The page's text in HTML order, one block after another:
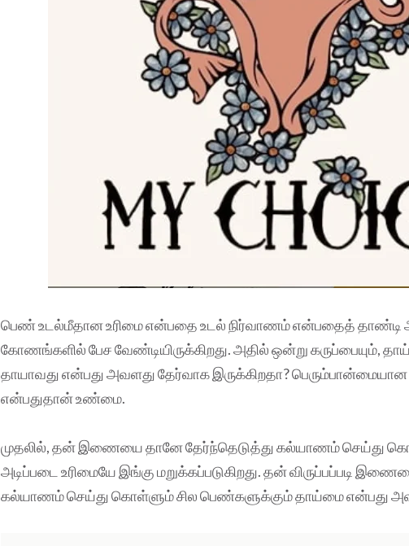
பெண் உடல்மீதான உரிமை என்பதை உடல் நிர்வாணம் என்பதைத் தாண்டி
கோணங்களில் பேச வேண்டியிருக்கிறது. அதில் ஒன்று கருப்பையும்,
தாயாவது என்பது அவளது தேர்வாக இருக்கிறதா?
என்பதுதான் உண்மை.
முதலில், தன் இணையை தானே தேர்ந்தெடுத்து கல்யாணம் செய்து
அடிப்படை உரிமையே இங்கு மறுக்கப்படுகிறது. தன் விருப்பப்படி
கல்யாணம் செய்து கொள்ளும் சில பெண்களுக்கும் தாய்மை என்பது